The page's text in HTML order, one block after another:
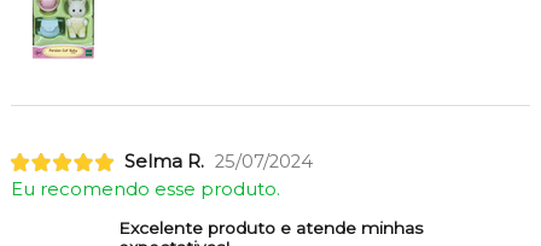
Selma R. 25/07/2024
Eu recomendo esse produto.
Excelente produto e atende minhas